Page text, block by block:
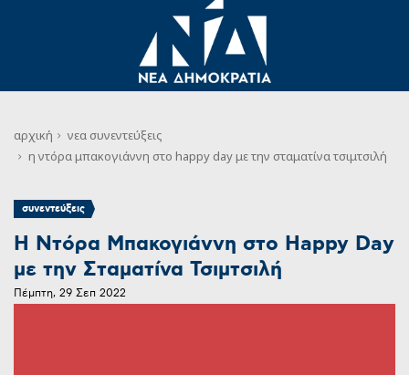
αρχική νεα συνεντεύξεις
η ντόρα μπακογιάννη στο happy day με την σταματίνα τσιμτσιλή
συνεντεύξεις
Η Ντόρα Μπακογιάννη στο Happy Day
με την Σταματίνα Τσιμτσιλή
Πέμπτη, 29 Σεπ 2022